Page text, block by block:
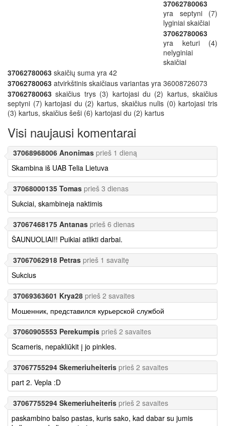
37062780063
yra septyni (7)
lyginiai skaičiai
37062780063
yra keturi (4)
nelyginiai
skaičiai
37062780063 skaičių suma yra 42
37062780063 atvirkštinis skaičiaus variantas yra 36008726073
37062780063 skaičius trys (3) kartojasi du (2) kartus, skaičius
septyni (7) kartojasi du (2) kartus, skaičius nulis (0) kartojasi tris
(3) kartus, skaičius šeši (6) kartojasi du (2) kartus
Visi naujausi komentarai
37068968006 Anonimas prieš 1 dieną
Skambina iš UAB Telia Lietuva
37068000135 Tomas prieš 3 dienas
Sukciai, skambineja naktimis
37067468175 Antanas prieš 6 dienas
ŠAUNUOLIAI!! Puikiai atlikti darbai.
37067062918 Petras prieš 1 savaitę
Sukcius
37069363601 Krya28 prieš 2 savaites
Мошенник, представился курьерской службой
37060905553 Perekumpis prieš 2 savaites
Scameris, nepakliūkit į jo pinkles.
37067755294 Skemeriuheiteris prieš 2 savaites
part 2. Vepla :D
37067755294 Skemeriuheiteris prieš 2 savaites
paskambino balso pastas, kuris sako, kad dabar su jumis